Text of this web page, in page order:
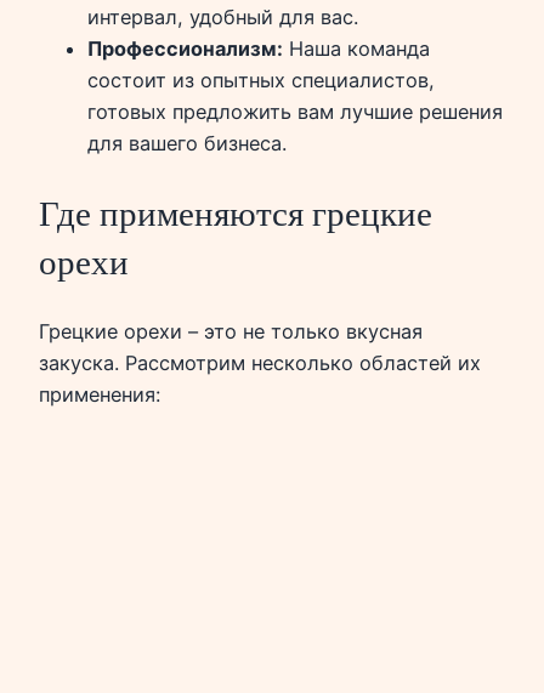
интервал, удобный для вас.
Профессионализм: Наша команда
состоит из опытных специалистов,
готовых предложить вам лучшие решения
для вашего бизнеса.
Где применяются грецкие
орехи
Грецкие орехи – это не только вкусная
закуска. Рассмотрим несколько областей их
применения: